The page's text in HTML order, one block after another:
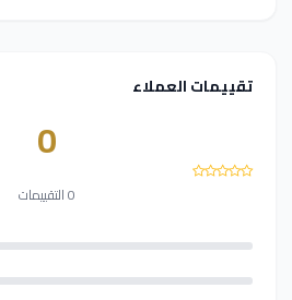
تقييمات العملاء
0
0 التقييمات